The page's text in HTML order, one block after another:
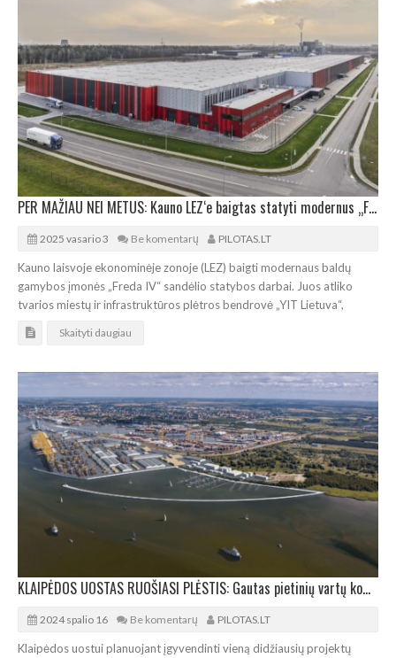
PER MAŽIAU NEI METUS: Kauno LEZ‘e baigtas statyti modernus „Freda IV“ sandėlis
2025 vasario 3 Be komentarų PILOTAS.LT
Kauno laisvoje ekonominėje zonoje (LEZ) baigti modernaus baldų
gamybos įmonės „Freda IV“ sandėlio statybos darbai. Juos atliko
tvarios miestų ir infrastruktūros plėtros bendrovė „YIT Lietuva“,
Skaityti daugiau
KLAIPĖDOS UOSTAS RUOŠIASI PLĖSTIS: Gautas pietinių vartų komplekso statybos leidimas
2024 spalio 16 Be komentarų PILOTAS.LT
Klaipėdos uostui planuojant įgyvendinti vieną didžiausių projektų